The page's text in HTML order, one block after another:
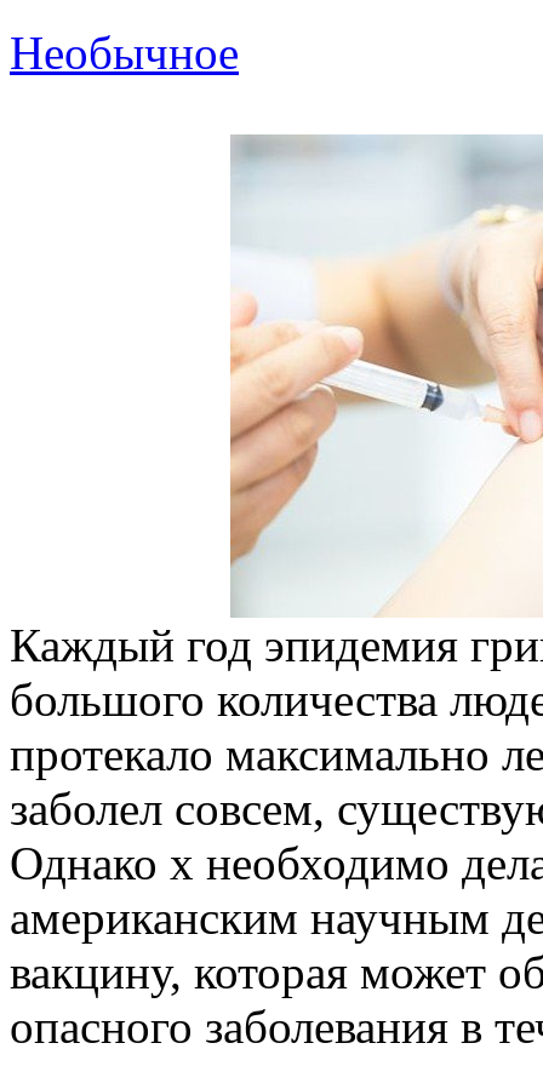
Необычное
Каждый год эпидемия
большого количества
протекало максимально
заболел совсем,
Однако х необходимо
американским научным
вакцину, которая может
опасного заболевания в